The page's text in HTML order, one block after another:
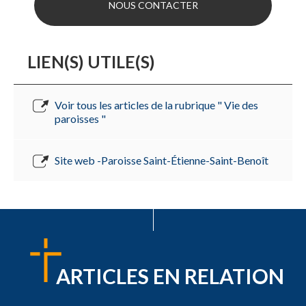
NOUS CONTACTER
LIEN(S) UTILE(S)
Voir tous les articles de la rubrique " Vie des
paroisses "
Site web -Paroisse Saint-Étienne-Saint-Benoît
ARTICLES EN RELATION